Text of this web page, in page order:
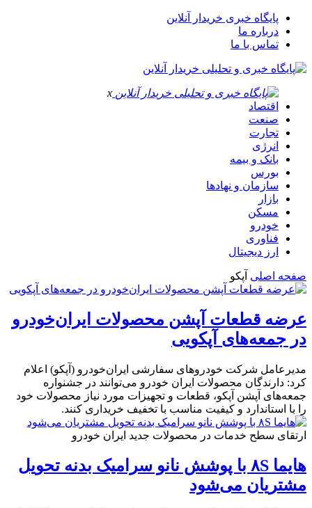
پایگاه خبری خریدار آنلاین
درباره ما
تماس با ما
x
اقتصاد
صنعت
تجارت
انرژی
بانک و بیمه
بورس
سازمان و نهادها
بازار
مسکن
خودرو
فناوری
ارز دیجیتال
صفحه اصلی آپکو
عرضه قطعات آپشن محصولات ایران‌خودرو
در جمعه‌های آپکویی
مدیرعامل شرکت خودروهای سفارشی ایران‌خودرو (آپکو) اعلام
کرد: دارندگان محصولات ایران خودرو می‌توانند در جشنواره
جمعه‌های آپشن آپکو، قطعات و تجهیزات مورد نیاز محصولات خود
را با استاندارد و کیفیت مناسب با تخفیف خریداری کنند.
ارتقای سطح خدمات در محصولات جدید ایرا‌ن خودرو
هایما ۸S با پوشش نانو سرامیک بدنه تحویل
مشتریان می‌شود